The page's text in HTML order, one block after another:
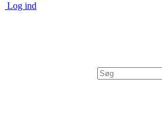
Log ind